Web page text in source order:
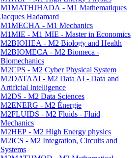
M1MATHJHADA - M1 Mathematiques
Jacques Hadamard
M1MECHA - M1 Mechanics
M1MIE - M1 MIE - Master in Economics
M2BIOHEA - M2 Biology and Health
M2BIOMECA - M2 Biomeca -
Biomechanics
M2CPS - M2 Cyber Physical System
M2DATAAI - M2 Data AI - Data and
Artificial Intelligence
M2DS - M2 Data Sciences
M2ENERG - M2 Énergie
M2FLUIDS - M2 Fluids - Fluid
Mechanics
M2HEP - M2 High Energy physics
M2ICS - M2 Integration, Circuits and
Systems